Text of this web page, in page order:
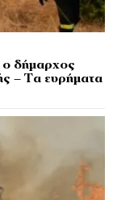
δήμαρχος
– Τα ευρήματα